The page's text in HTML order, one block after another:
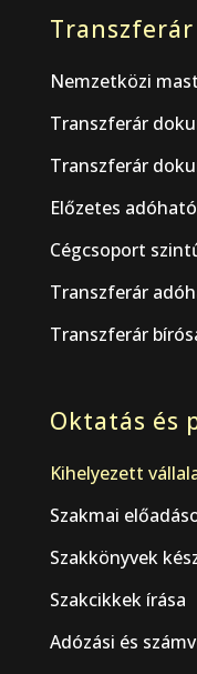
Nemzetközi
Transzferár
Transzferár
Előzetes
Cégcsoport
Transzferár
Transzferár
Oktatás és
Kihelyezett
Szakmai
Szakkönyvek
Szakcikkek írása
Adózási és